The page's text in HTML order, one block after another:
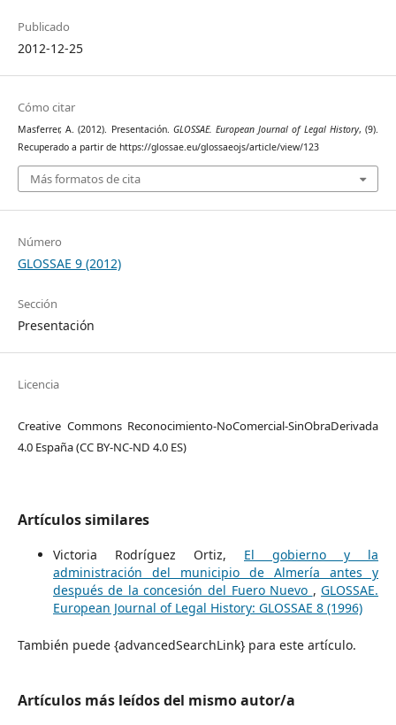
Publicado
2012-12-25
Cómo citar
Masferrer, A. (2012). Presentación. GLOSSAE. European Journal of Legal History, (9).
Recuperado a partir de https://glossae.eu/glossaeojs/article/view/123
Más formatos de cita
Número
GLOSSAE 9 (2012)
Sección
Presentación
Licencia
Creative Commons Reconocimiento-NoComercial-SinObraDerivada
4.0 España (CC BY-NC-ND 4.0 ES)
Artículos similares
Victoria Rodríguez Ortiz, El gobierno y la
administración del municipio de Almería antes y
después de la concesión del Fuero Nuevo ,GLOSSAE.
European Journal of Legal History: GLOSSAE 8 (1996)
También puede {advancedSearchLink} para este artículo.
Artículos más leídos del mismo autor/a